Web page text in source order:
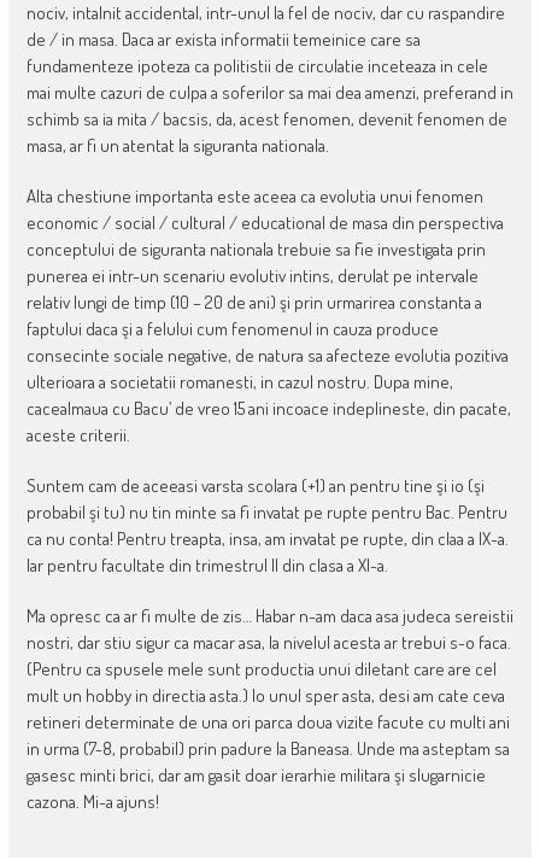
nociv, intalnit accidental, intr-unul la fel de nociv, dar cu raspandire
de / in masa. Daca ar exista informatii temeinice care sa
fundamenteze ipoteza ca politistii de circulatie inceteaza in cele
mai multe cazuri de culpa a soferilor sa mai dea amenzi, preferand in
schimb sa ia mita / bacsis, da, acest fenomen, devenit fenomen de
masa, ar fi un atentat la siguranta nationala.
Alta chestiune importanta este aceea ca evolutia unui fenomen
economic / social / cultural / educational de masa din perspectiva
conceptului de siguranta nationala trebuie sa fie investigata prin
punerea ei intr-un scenariu evolutiv intins, derulat pe intervale
relativ lungi de timp (10 – 20 de ani) şi prin urmarirea constanta a
faptului daca şi a felului cum fenomenul in cauza produce
consecinte sociale negative, de natura sa afecteze evolutia pozitiva
ulterioara a societatii romanesti, in cazul nostru. Dupa mine,
cacealmaua cu Bacu’ de vreo 15 ani incoace indeplineste, din pacate,
aceste criterii.
Suntem cam de aceeasi varsta scolara (+1) an pentru tine şi io (şi
probabil şi tu) nu tin minte sa fi invatat pe rupte pentru Bac. Pentru
ca nu conta! Pentru treapta, insa, am invatat pe rupte, din claa a IX-a.
Iar pentru facultate din trimestrul II din clasa a XI-a.
Ma opresc ca ar fi multe de zis… Habar n-am daca asa judeca sereistii
nostri, dar stiu sigur ca macar asa, la nivelul acesta ar trebui s-o faca.
(Pentru ca spusele mele sunt productia unui diletant care are cel
mult un hobby in directia asta.) Io unul sper asta, desi am cate ceva
retineri determinate de una ori parca doua vizite facute cu multi ani
in urma (7-8, probabil) prin padure la Baneasa. Unde ma asteptam sa
gasesc minti brici, dar am gasit doar ierarhie militara şi slugarnicie
cazona. Mi-a ajuns!